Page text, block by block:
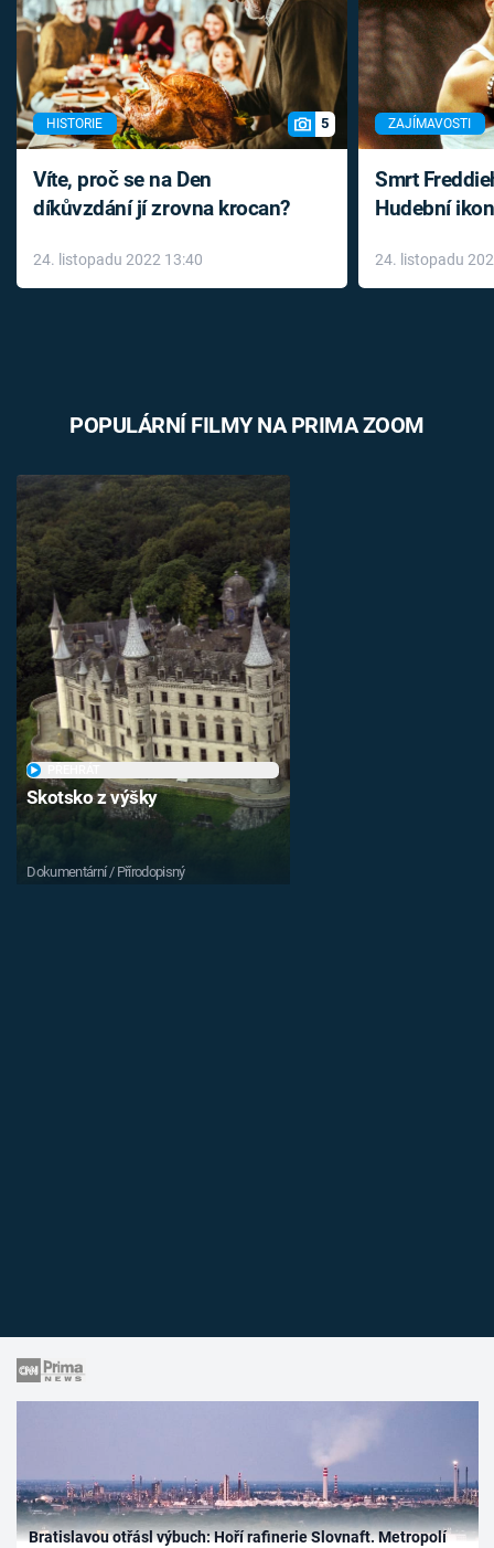
HISTORIE 5
Víte, proč se na Den
díkůvzdání jí zrovna krocan?
24. listopadu 2022 13:40
ZAJÍMAVOSTI
Smrt
Hudební
léky
24. listopadu
POPULÁRNÍ FILMY NA PRIMA ZOOM
Skotsko z výšky
Dokumentární / Přírodopisný
Bratislavou otřásl výbuch: Hoří rafinerie Slovnaft. Metropolí